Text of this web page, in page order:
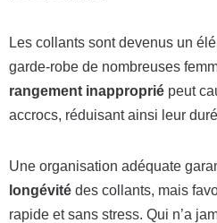
Les collants sont devenus un
garde-robe de nombreuses
rangement inapproprié peut
accrocs, réduisant ainsi leur
Une organisation adéquate
longévité des collants, mais
rapide et sans stress. Qui n’a